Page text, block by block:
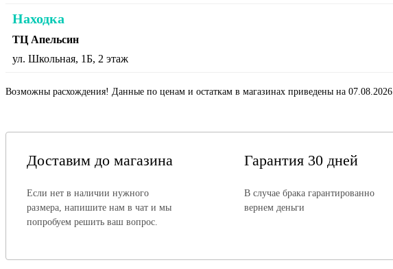
Находка
ТЦ Апельсин
ул. Школьная, 1Б, 2 этаж
Возможны расхождения! Данные по ценам и остаткам в магазинах приведены на 07.08.2026.
Доставим до магазина
Если нет в наличии нужного
размера, напишите нам в чат и мы
попробуем решить ваш вопрос.
Гарантия 30 дней
В случае брака гарантированно
вернем деньги